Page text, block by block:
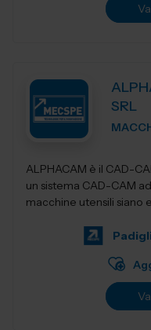
SRL
ALPHACAM è il CAD-CAM distribuito da Licom
un sistema CAD-CAM
macchine utensili siano